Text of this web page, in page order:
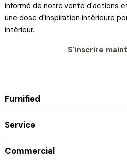
informé de notre vente d'actions
une dose d'inspiration intérieure
intérieur.
S'inscrire
Furnified
Service
Commercial
Connexion requise
Connectez-vous à votre